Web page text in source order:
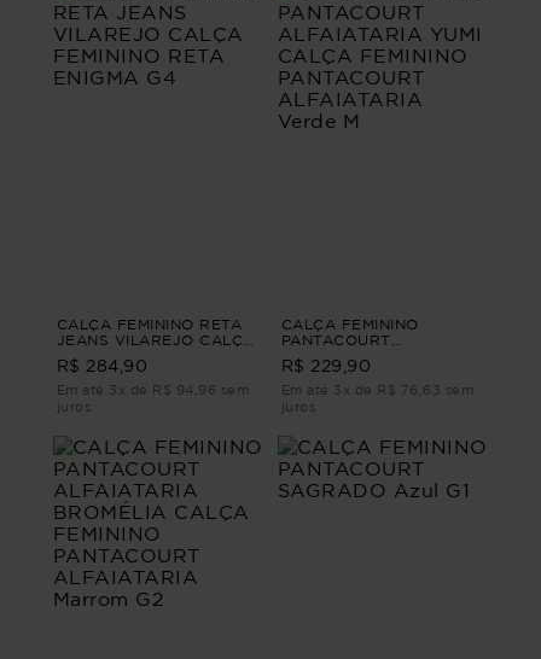
CALÇA FEMININO RETA
JEANS VILAREJO CALÇA
FEMININO RETA ENIGMA
G4
R$ 284,90
Em até 3x de R$ 94,96 sem
juros
CALÇA FEMININO
PANTACOURT
ALFAIATARIA YUMI
CALÇA FEMININO
PANTACOURT
ALFAIATARIA Verde M
R$ 229,90
Em até 3x de R$ 76,63 sem
juros